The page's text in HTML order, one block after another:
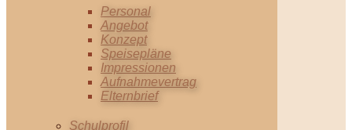
Personal
Angebot
Konzept
Speisepläne
Impressionen
Aufnahmevertrag
Elternbrief
Schulprofil